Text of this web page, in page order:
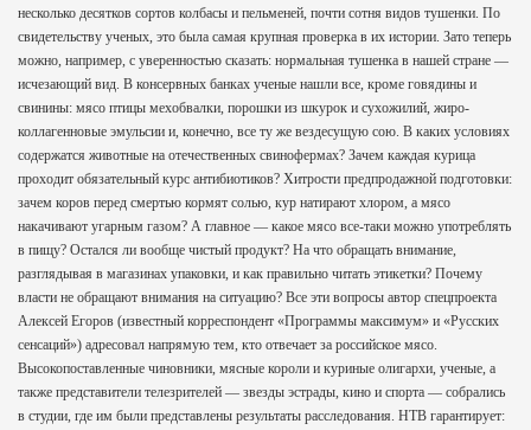
несколько десятков сортов колбасы и пельменей, почти сотня видов тушенки. По
свидетельству ученых, это была самая крупная проверка в их истории. Зато теперь
можно, например, с уверенностью сказать: нормальная тушенка в нашей стране —
исчезающий вид. В консервных банках ученые нашли все, кроме говядины и
свинины: мясо птицы мехобвалки, порошки из шкурок и сухожилий, жиро-
коллагенновые эмульсии и, конечно, все ту же вездесущую сою. В каких условиях
содержатся животные на отечественных свинофермах? Зачем каждая курица
проходит обязательный курс антибиотиков? Хитрости предпродажной подготовки:
зачем коров перед смертью кормят солью, кур натирают хлором, а мясо
накачивают угарным газом? А главное — какое мясо все-таки можно употреблять
в пищу? Остался ли вообще чистый продукт? На что обращать внимание,
разглядывая в магазинах упаковки, и как правильно читать этикетки? Почему
власти не обращают внимания на ситуацию? Все эти вопросы автор спецпроекта
Алексей Егоров (известный корреспондент «Программы максимум» и «Русских
сенсаций») адресовал напрямую тем, кто отвечает за российское мясо.
Высокопоставленные чиновники, мясные короли и куриные олигархи, ученые, а
также представители телезрителей — звезды эстрады, кино и спорта — собрались
в студии, где им были представлены результаты расследования. НТВ гарантирует: